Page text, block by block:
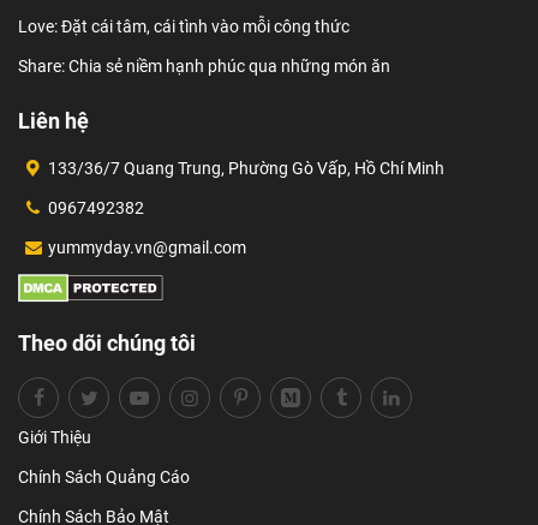
Love: Đặt cái tâm, cái tình vào mỗi công thức
Share: Chia sẻ niềm hạnh phúc qua những món ăn
Liên hệ
133/36/7 Quang Trung, Phường Gò Vấp, Hồ Chí Minh
0967492382
yummyday.vn@gmail.com
Theo dõi chúng tôi
Giới Thiệu
Chính Sách Quảng Cáo
Chính Sách Bảo Mật